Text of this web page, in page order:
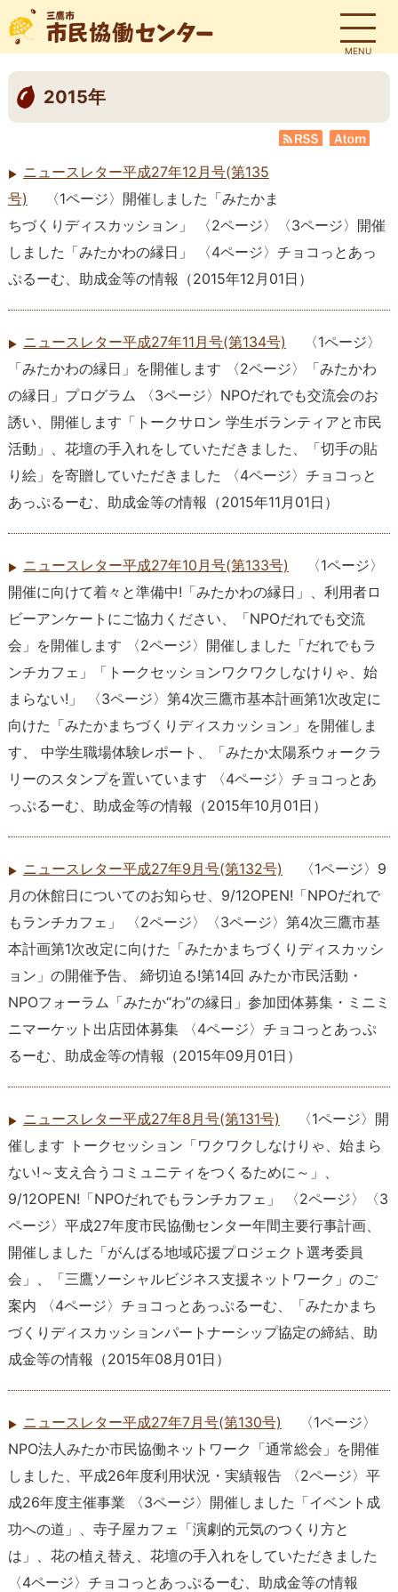
MENU
2015年
ニュースレター平成27年12月号(第135
号)
〈1ページ〉開催しました「みたかま
ちづくりディスカッション」 〈2ページ〉〈3ページ〉開催
しました「みたかわの縁日」 〈4ページ〉チョコっとあっ
ぷるーむ、助成金等の情報 （2015年12月01日 ）
ニュースレター平成27年11月号(第134号)
〈1ページ〉
「みたかわの縁日」を開催します 〈2ページ〉「みたかわ
の縁日」プログラム 〈3ページ〉NPOだれでも交流会のお
誘い、開催します「トークサロン 学生ボランティアと市民
活動」、花壇の手入れをしていただきました、「切手の貼
り絵」を寄贈していただきました 〈4ページ〉チョコっと
あっぷるーむ、助成金等の情報 （2015年11月01日 ）
ニュースレター平成27年10月号(第133号)
〈1ページ〉
開催に向けて着々と準備中!「みたかわの縁日」、利用者ロ
ビーアンケートにご協力ください、「NPOだれでも交流
会」を開催します 〈2ページ〉開催しました「だれでもラ
ンチカフェ」「トークセッションワクワクしなけりゃ、始
まらない!」 〈3ページ〉第4次三鷹市基本計画第1次改定に
向けた「みたかまちづくりディスカッション」を開催しま
す、 中学生職場体験レポート、「みたか太陽系ウォークラ
リーのスタンプを置いています 〈4ページ〉チョコっとあ
っぷるーむ、助成金等の情報 （2015年10月01日 ）
ニュースレター平成27年9月号(第132号)
〈1ページ〉9
月の休館日についてのお知らせ、9/12OPEN!「NPOだれで
もランチカフェ」 〈2ページ〉〈3ページ〉第4次三鷹市基
本計画第1次改定に向けた「みたかまちづくりディスカッシ
ョン」の開催予告、 締切迫る!第14回 みたか市民活動・
NPOフォーラム「みたか“わ”の縁日」参加団体募集・ミニミ
ニマーケット出店団体募集 〈4ページ〉チョコっとあっぷ
るーむ、助成金等の情報 （2015年09月01日 ）
ニュースレター平成27年8月号(第131号)
〈1ページ〉開
催します トークセッション「ワクワクしなけりゃ、始まら
ない!～支え合うコミュニティをつくるために～」、
9/12OPEN!「NPOだれでもランチカフェ」 〈2ページ〉〈3
ページ〉平成27年度市民協働センター年間主要行事計画、
開催しました「がんばる地域応援プロジェクト選考委員
会」、「三鷹ソーシャルビジネス支援ネットワーク」のご
案内 〈4ページ〉チョコっとあっぷるーむ、「みたかまち
づくりディスカッションパートナーシップ協定の締結、助
成金等の情報 （2015年08月01日 ）
ニュースレター平成27年7月号(第130号)
〈1ページ〉
NPO法人みたか市民協働ネットワーク「通常総会」を開催
しました、平成26年度利用状況・実績報告 〈2ページ〉平
成26年度主催事業 〈3ページ〉開催しました「イベント成
功への道」、寺子屋カフェ「演劇的元気のつくり方と
は」、花の植え替え、花壇の手入れをしていただきました
〈4ページ〉チョコっとあっぷるーむ、助成金等の情報